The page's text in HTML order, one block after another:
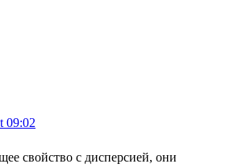
09:02
свойство с дисперсией, они